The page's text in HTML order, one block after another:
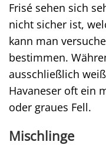
Frisé sehen sich
nicht sicher ist,
kann man
bestimmen.
ausschließlich
Havaneser oft ein
oder graues Fell.
Mischlinge